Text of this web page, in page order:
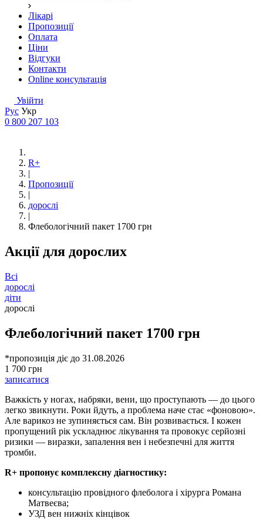
Лікарі
Пропозиції
Оплата
Ціни
Відгуки
Контакти
Online консультація
Увійти
Рус Укр
0 800 207 103
R+
|
Пропозиції
|
дорослі
|
Флебологічний пакет 1700 грн
Акції для дорослих
Всі
дорослі
діти
дорослі
Флебологічний пакет 1700 грн
*пропозиція діє до 31.08.2026
1 700 грн
записатися
Важкість у ногах, набряки, вени, що проступають — до цього
легко звикнути. Роки йдуть, а проблема наче стає «фоновою».
Але варикоз не зупиняється сам. Він розвивається. І кожен
пропущений рік ускладнює лікування та провокує серйозні
ризики — виразки, запалення вен і небезпечні для життя
тромби.
R+ пропонує комплексну діагностику:
консультацію провідного флеболога і хірурга Романа
Матвеєва;
УЗД вен нижніх кінцівок